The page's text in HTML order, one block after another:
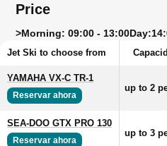
Price
>Morning: 09:00 - 13:00Day:
Jet Ski to choose from
YAMAHA VX-C TR-1
Reservar ahora
up to 2
SEA-DOO GTX PRO 130
Reservar ahora
up to 3